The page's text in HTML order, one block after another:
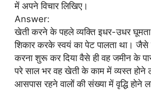
में अपने विचार लिखिए।
Answer:
खेती करने के पहले व्यक्ति इधर-उधर घूमता
शिकार करके स्वयं का पेट पालता था।
करना शुरू कर दिया वैसे ही वह जमीन के
परे साल भर वह खेती के काम में व्यस्त
आसपास रहने वालों की संख्या में वृद्धि होने